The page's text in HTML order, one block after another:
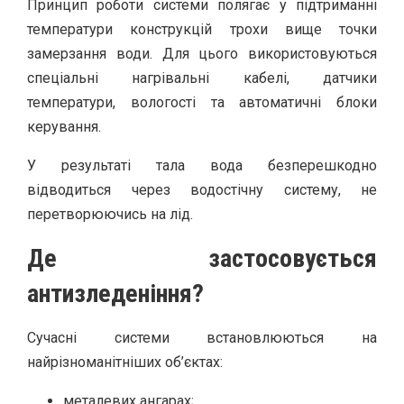
Принцип роботи системи полягає у підтриманні
температури конструкцій трохи вище точки
замерзання води. Для цього використовуються
спеціальні нагрівальні кабелі, датчики
температури, вологості та автоматичні блоки
керування.
У результаті тала вода безперешкодно
відводиться через водостічну систему, не
перетворюючись на лід.
Де застосовується
антизледеніння?
Сучасні системи встановлюються на
найрізноманітніших об’єктах:
металевих ангарах;